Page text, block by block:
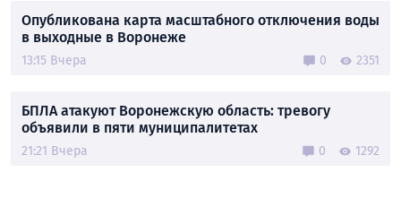
Опубликована карта масштабного отключения воды
в выходные в Воронеже
13:15 Вчера 0 2351
БПЛА атакуют Воронежскую область: тревогу
объявили в пяти муниципалитетах
21:21 Вчера 0 1292